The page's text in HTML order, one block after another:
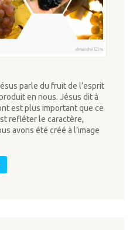
parle du fruit de l’esprit
en nous. Jésus dit à
est plus important que ce
refléter le caractère,
avons été créé à l’image